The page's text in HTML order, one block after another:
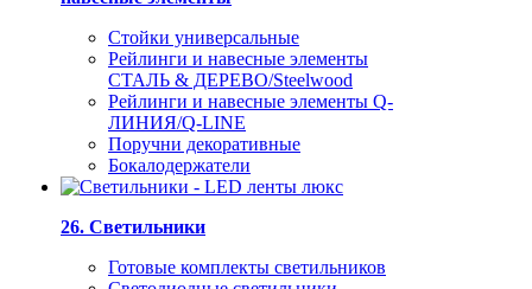
Стойки универсальные
Рейлинги и навесные элементы
СТАЛЬ & ДЕРЕВО/Steelwood
Рейлинги и навесные элементы Q-
ЛИНИЯ/Q-LINE
Поручни декоративные
Бокалодержатели
26. Светильники
Готовые комплекты светильников